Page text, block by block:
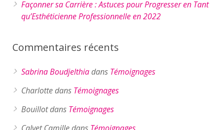
Façonner sa Carrière : Astuces pour Progresser en Tant
qu’Esthéticienne Professionnelle en 2022
Commentaires récents
Sabrina Boudjelthiadans Témoignages
Charlottedans Témoignages
Bouillotdans Témoignages